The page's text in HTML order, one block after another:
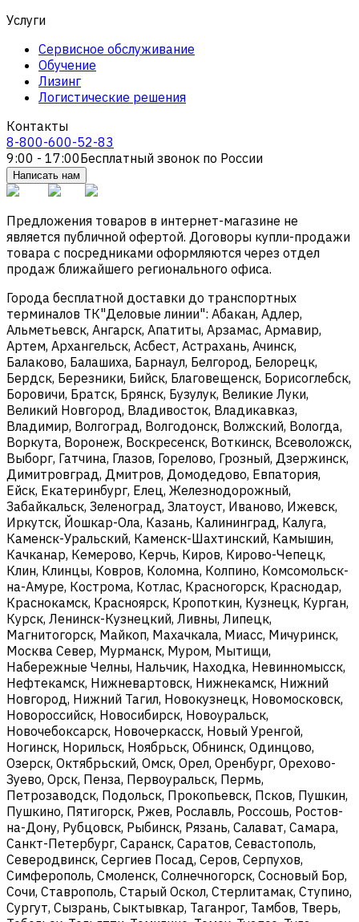
Услуги
Сервисное обслуживание
Обучение
Лизинг
Логистические решения
Контакты
8-800-600-52-83
9:00 - 17:00Бесплатный звонок по России
Написать нам
Предложения товаров в интернет-магазине не
является публичной офертой. Договоры купли-продажи
товара с посредниками оформляются через отдел
продаж ближайшего регионального офиса.
Города бесплатной доставки до транспортных
терминалов ТК"Деловые линии": Абакан, Адлер,
Альметьевск, Ангарск, Апатиты, Арзамас, Армавир,
Артем, Архангельск, Асбест, Астрахань, Ачинск,
Балаково, Балашиха, Барнаул, Белгород, Белорецк,
Бердск, Березники, Бийск, Благовещенск, Борисоглебск,
Боровичи, Братск, Брянск, Бузулук, Великие Луки,
Великий Новгород, Владивосток, Владикавказ,
Владимир, Волгоград, Волгодонск, Волжский, Вологда,
Воркута, Воронеж, Воскресенск, Воткинск, Всеволожск,
Выборг, Гатчина, Глазов, Горелово, Грозный, Дзержинск,
Димитровград, Дмитров, Домодедово, Евпатория,
Ейск, Екатеринбург, Елец, Железнодорожный,
Забайкальск, Зеленоград, Златоуст, Иваново, Ижевск,
Иркутск, Йошкар-Ола, Казань, Калининград, Калуга,
Каменск-Уральский, Каменск-Шахтинский, Камышин,
Качканар, Кемерово, Керчь, Киров, Кирово-Чепецк,
Клин, Клинцы, Ковров, Коломна, Колпино, Комсомольск-
на-Амуре, Кострома, Котлас, Красногорск, Краснодар,
Краснокамск, Красноярск, Кропоткин, Кузнецк, Курган,
Курск, Ленинск-Кузнецкий, Ливны, Липецк,
Магнитогорск, Майкоп, Махачкала, Миасс, Мичуринск,
Москва Север, Мурманск, Муром, Мытищи,
Набережные Челны, Нальчик, Находка, Невинномысск,
Нефтекамск, Нижневартовск, Нижнекамск, Нижний
Новгород, Нижний Тагил, Новокузнецк, Новомосковск,
Новороссийск, Новосибирск, Новоуральск,
Новочебоксарск, Новочеркасск, Новый Уренгой,
Ногинск, Норильск, Ноябрьск, Обнинск, Одинцово,
Озерск, Октябрьский, Омск, Орел, Оренбург, Орехово-
Зуево, Орск, Пенза, Первоуральск, Пермь,
Петрозаводск, Подольск, Прокопьевск, Псков, Пушкин,
Пушкино, Пятигорск, Ржев, Рославль, Россошь, Ростов-
на-Дону, Рубцовск, Рыбинск, Рязань, Салават, Самара,
Санкт-Петербург, Саранск, Саратов, Севастополь,
Северодвинск, Сергиев Посад, Серов, Серпухов,
Симферополь, Смоленск, Солнечногорск, Сосновый Бор,
Сочи, Ставрополь, Старый Оскол, Стерлитамак, Ступино,
Сургут, Сызрань, Сыктывкар, Таганрог, Тамбов, Тверь,